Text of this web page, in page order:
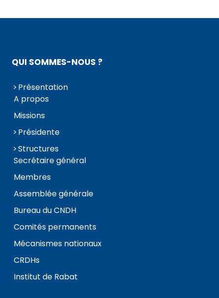
QUI SOMMES-NOUS ?
Présentation
A propos
Missions
Présidente
Structures
Secrétaire général
Membres
Assemblée générale
Bureau du CNDH
Comités permanents
Mécanismes nationaux
CRDHs
Institut de Rabat